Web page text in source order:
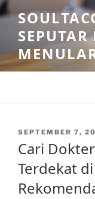
Skip
to
content
POSTED
SEPTEMBER 7,
Cari
Terdekat